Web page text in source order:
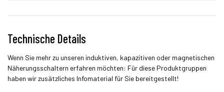
Technische Details
Wenn Sie mehr zu unseren induktiven, kapazitiven oder magnetischen
Näherungsschaltern erfahren möchten: Für diese Produktgruppen
haben wir zusätzliches Infomaterial für Sie bereitgestellt!